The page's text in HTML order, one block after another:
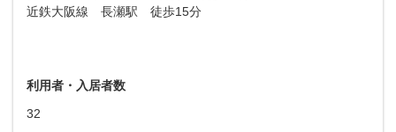
近鉄大阪線 長瀬駅 徒歩15分
利用者・入居者数
32